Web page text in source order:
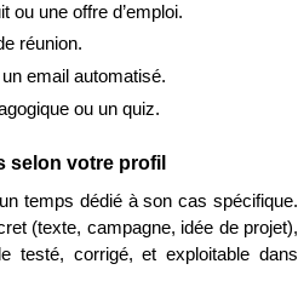
ou une offre d’emploi.
réunion.
email automatisé.
ou un quiz.
selon votre profil
temps dédié à son cas spécifique.
(texte, campagne, idée de projet),
testé, corrigé, et exploitable dans